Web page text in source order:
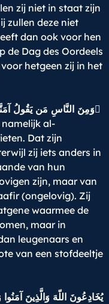
zij niet in staat zijn
zullen deze niet
dan ook voor hen
de Dag des Oordeels
hetgeen zij in het
وَمِنَ النَّاسِ مَن يَقُولُ آمَنَّا بِاللّهِ وَبِالْيَوْمِ الآخِرِ وَمَا هُم بِمُؤْمِنِينَ َ
namelijk al-
Dat zijn
zij iets anders in
van hun
zijn, maar van
(ongelovig). Zij
waarmee de
maar in
leugenaars en
van een stofdeeltje
يُخَادِعُونَ اللّهَ وَالَّذِينَ